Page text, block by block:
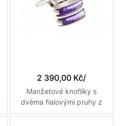
2 390,00 Kč/
Manžetové knoflíky s
dvěma fialovými pruhy z
kryštálu